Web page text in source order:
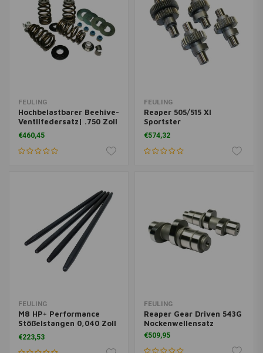
FEULING
Hochbelastbarer Beehive-
Ventilfedersatz| .750 Zoll
Hub
€460,45
FEULING
Reaper 505/515 Xl
Sportster
Nockenwellensatz
€574,32
FEULING
M8 HP+ Performance
Stößelstangen 0,040 Zoll
Kürzer
€223,53
FEULING
Reaper Gear Driven 543G
Nockenwellensatz
€509,95